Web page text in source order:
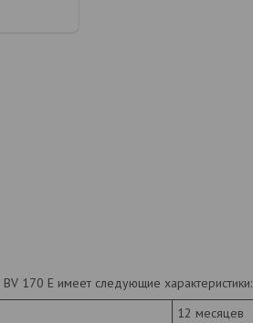
170 E имеет следующие характеристики:
12 месяцев